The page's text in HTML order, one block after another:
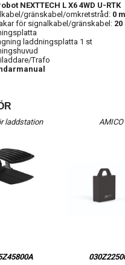
NEXTTECH L X6 4WD U-RTK
gränskabel/omkretstråd: 0 m
för signalkabel/gränskabel: 20
laddningsplatta 1 st
Trafo
laddstation AMICO